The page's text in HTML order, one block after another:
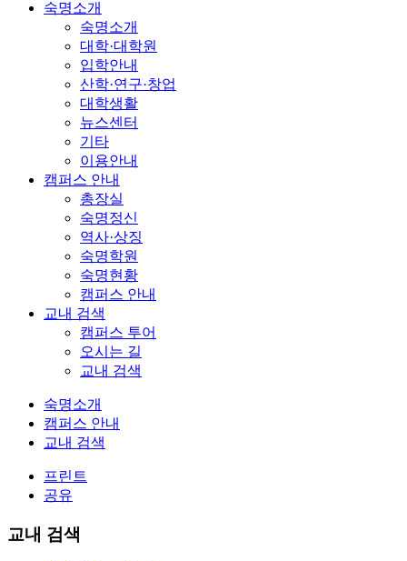
숙명소개
숙명소개
대학·대학원
입학안내
산학·연구·창업
대학생활
뉴스센터
기타
이용안내
캠퍼스 안내
총장실
숙명정신
역사·상징
숙명학원
숙명현황
캠퍼스 안내
교내 검색
캠퍼스 투어
오시는 길
교내 검색
숙명소개
캠퍼스 안내
교내 검색
프린트
공유
교내 검색